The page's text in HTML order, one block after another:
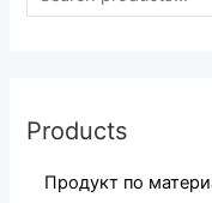
Products
Продукт по